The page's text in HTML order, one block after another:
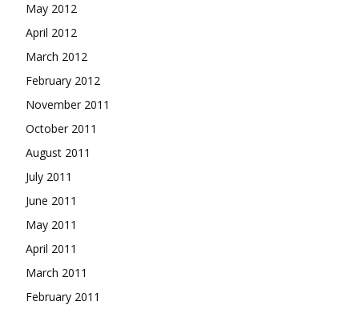
May 2012
April 2012
March 2012
February 2012
November 2011
October 2011
August 2011
July 2011
June 2011
May 2011
April 2011
March 2011
February 2011